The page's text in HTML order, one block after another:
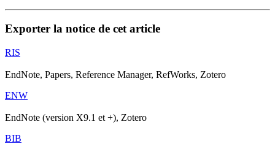
Exporter la notice de cet article
RIS
EndNote, Papers, Reference Manager, RefWorks, Zotero
ENW
EndNote (version X9.1 et +), Zotero
BIB